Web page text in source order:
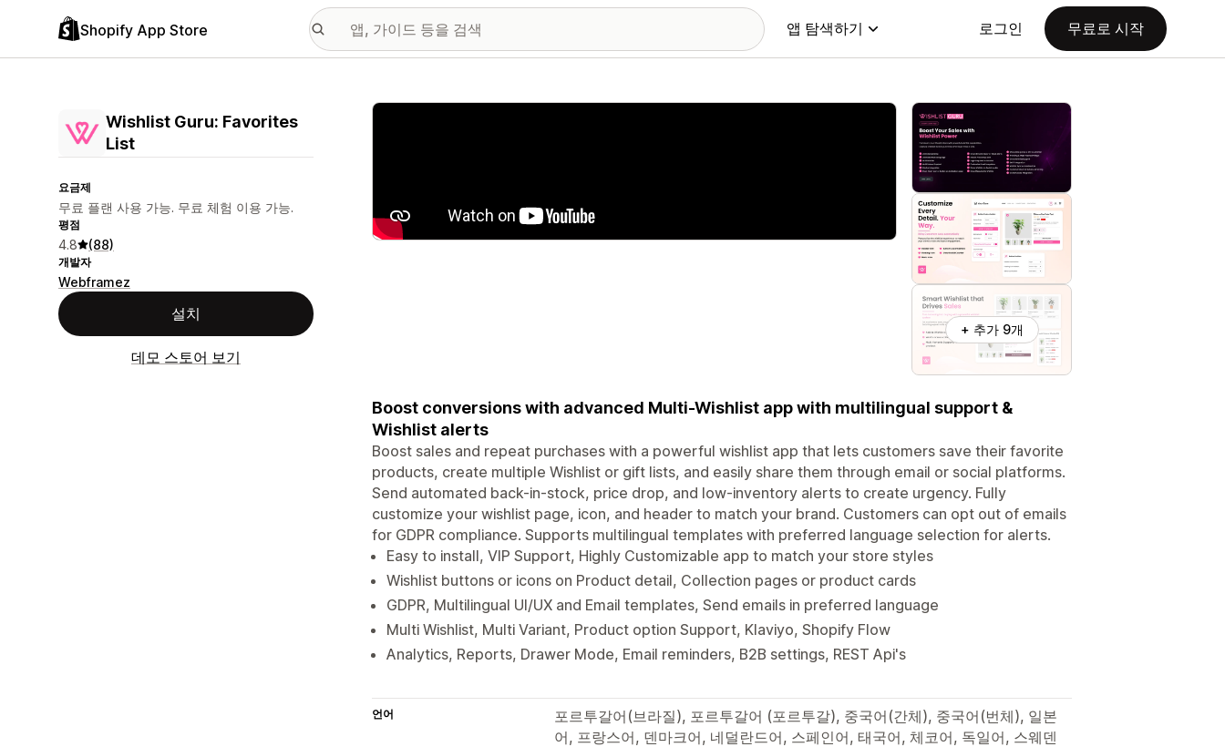
Shopify App Store 앱 탐색하기 로그인 무료로 시작
Wishlist Guru: Favorites
List
요금제
무료 플랜 사용 가능. 무료 체험 이용 가능.
평점
4.8 (88)
개발자
Webframez
설치
데모 스토어 보기
추천 이미지 갤러리
+ 추가 9개
Boost conversions with advanced Multi-Wishlist app with multilingual support &
Wishlist alerts
Boost sales and repeat purchases with a powerful wishlist app that lets customers save their favorite
products, create multiple Wishlist or gift lists, and easily share them through email or social platforms.
Send automated back-in-stock, price drop, and low-inventory alerts to create urgency. Fully
customize your wishlist page, icon, and header to match your brand. Customers can opt out of emails
for GDPR compliance. Supports multilingual templates with preferred language selection for alerts.
Easy to install, VIP Support, Highly Customizable app to match your store styles
Wishlist buttons or icons on Product detail, Collection pages or product cards
GDPR, Multilingual UI/UX and Email templates, Send emails in preferred language
Multi Wishlist, Multi Variant, Product option Support, Klaviyo, Shopify Flow
Analytics, Reports, Drawer Mode, Email reminders, B2B settings, REST Api's
언어
포르투갈어(브라질), 포르투갈어 (포르투갈), 중국어(간체), 중국어(번체), 일본
어, 프랑스어, 덴마크어, 네덜란드어, 스페인어, 태국어, 체코어, 독일어, 스웨덴